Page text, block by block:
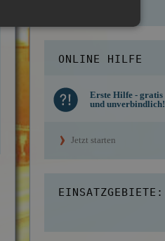
ONLINE HILFE
Erste Hilfe - gratis
und unverbindlich!
Jetzt starten
EINSATZGEBIETE: